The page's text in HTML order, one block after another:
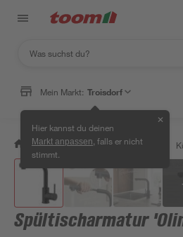
Mein Markt: Troisdorf
Hier kannst du deinen
Markt anpassen , falls er nicht
stimmt.
✕
/ Wohnen & Haushalt / Küche
Spültischarmatur